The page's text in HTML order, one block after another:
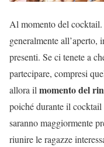
Al momento del
generalmente
presenti. Se ci tenete a
partecipare, compresi
allora il momento del
poiché durante il
saranno maggiormente
riunire le ragazze